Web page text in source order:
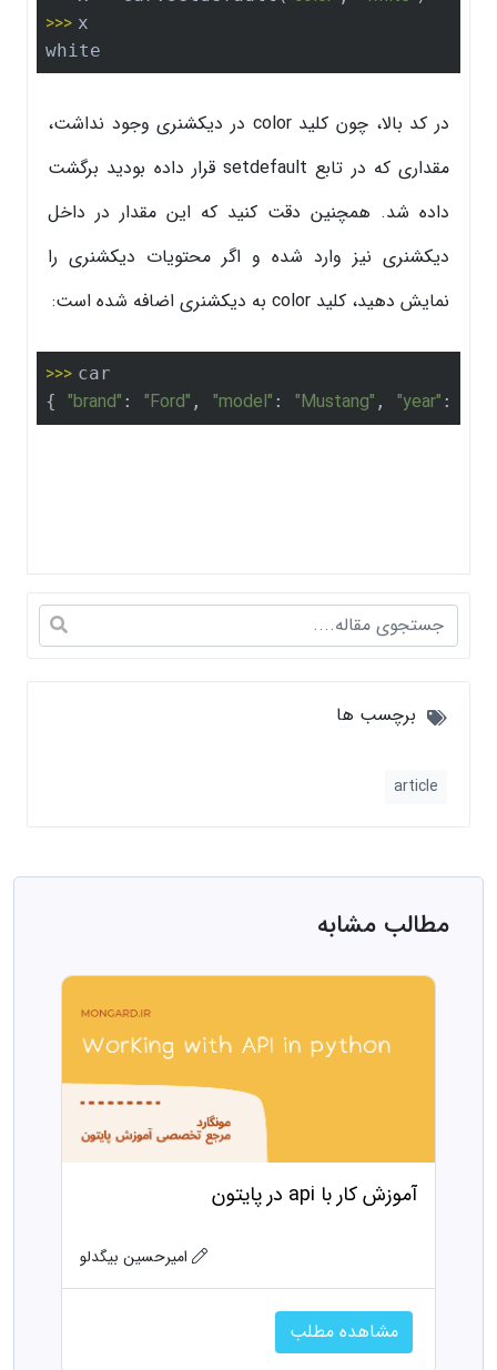
برچسب ها
article
>>> x
white
در کد بالا، چون کلید color در دیکشنری وجود نداشت،
مقداری که در تابع setdefault قرار داده بودید برگشت
داده شد. همچنین دقت کنید که این مقدار در داخل
دیکشنری نیز وارد شده و اگر محتویات دیکشنری را
نمایش دهید، کلید color به دیکشنری اضافه شده است:
>>> car
{ "brand" : "Ford" , "model" : "Mustang" , "year" :
مطالب مشابه
آموزش کار با api در پایتون
امیرحسین بیگدلو
مشاهده مطلب